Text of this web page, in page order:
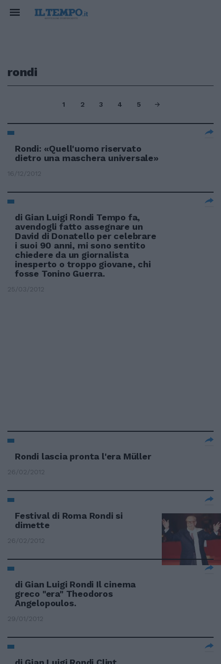
rondi
1 2 3 4 5
Rondi: «Quell'uomo riservato
dietro una maschera universale»
16/12/2012
di Gian Luigi Rondi Tempo fa,
avendogli fatto assegnare un
David di Donatello per celebrare
i suoi 90 anni, mi sono sentito
chiedere da un giornalista
inesperto o troppo giovane, chi
fosse Tonino Guerra.
25/03/2012
Rondi lascia pronta l'era Müller
26/02/2012
Festival di Roma Rondi si
dimette
26/02/2012
di Gian Luigi Rondi Il cinema
greco "era" Theodoros
Angelopoulos.
29/01/2012